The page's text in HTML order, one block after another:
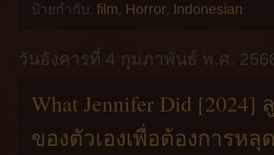
ป้ายกำกับ: film, Horror, Indonesian
วันอังคารที่ 4 กุมภาพันธ์ พ.ศ.
What Jennifer Did
ของตัวเองเพื่อต้องการห